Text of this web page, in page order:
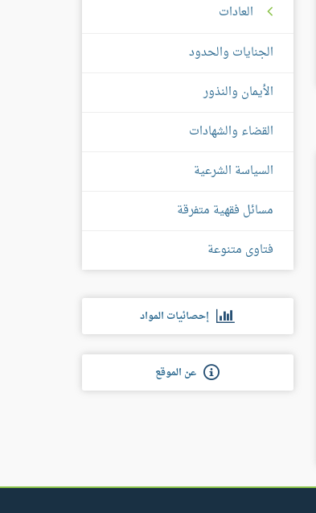
العادات
الجنايات والحدود
الأيمان والنذور
القضاء والشهادات
السياسة الشرعية
مسائل فقهية متفرقة
فتاوى متنوعة
إحصائيات المواد
عن الموقع